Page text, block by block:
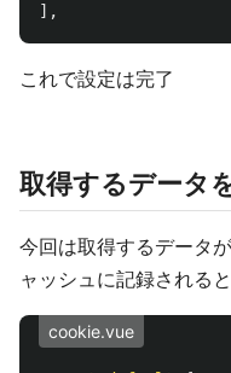
],
これで設定は完了
取得するデータ
今回は取得するデータ
ャッシュに記録される
cookie.vue